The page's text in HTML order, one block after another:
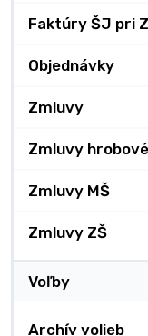
Faktúry ŠJ pri
Objednávky
Zmluvy
Zmluvy
Zmluvy MŠ
Zmluvy ZŠ
Voľby
Archív volieb